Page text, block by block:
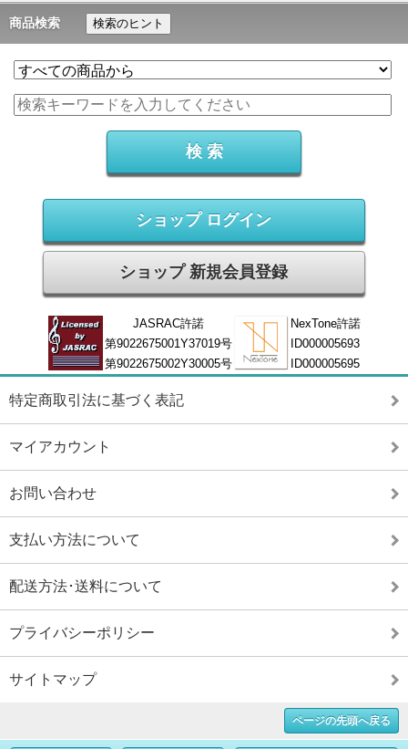
商品検索 検索のヒント
ショップ ログイン
ショップ 新規会員登録
JASRAC許諾
第9022675001Y37019号
第9022675002Y30005号
NexTone許諾
ID000005693
ID000005695
特定商取引法に基づく表記
マイアカウント
お問い合わせ
支払い方法について
配送方法･送料について
プライバシーポリシー
サイトマップ
ページの先頭へ戻る